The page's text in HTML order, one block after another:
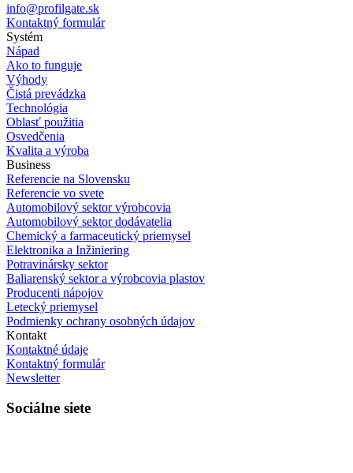
info@profilgate.sk
Kontaktný formulár
Systém
Nápad
Ako to funguje
Výhody
Čistá prevádzka
Technológia
Oblasť použitia
Osvedčenia
Kvalita a výroba
Business
Referencie na Slovensku
Referencie vo svete
Automobilový sektor výrobcovia
Automobilový sektor dodávatelia
Chemický a farmaceutický priemysel
Elektronika a Inžiniering
Potravinársky sektor
Baliarenský sektor a výrobcovia plastov
Producenti nápojov
Letecký priemysel
Podmienky ochrany osobných údajov
Kontakt
Kontaktné údaje
Kontaktný formulár
Newsletter
Sociálne siete